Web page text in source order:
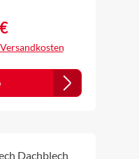
an die
zur Wand muss
mit 5 - 10
Zuschnitten
Seite innen
Preis: